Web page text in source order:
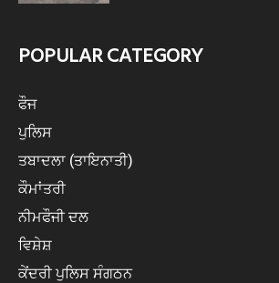
POPULAR CATEGORY
ਫੌਜ
ਪੁਲਿਸ
ਤਬਾਦਲਾ (ਤਾਇਨਾਤੀ)
ਕੌਮਾਂਤਰੀ
ਨੀਮਫੌਜੀ ਦਲ
ਵਿਸ਼ੇਸ਼
ਕੇਂਦਰੀ ਪੁਲਿਸ ਸੰਗਠਨ